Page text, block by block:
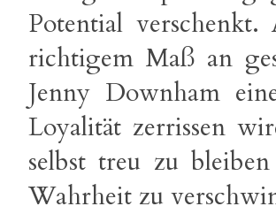
Potential
richtigem Maß an
Jenny Downham
Loyalität zerrissen
selbst treu zu
Wahrheit zu